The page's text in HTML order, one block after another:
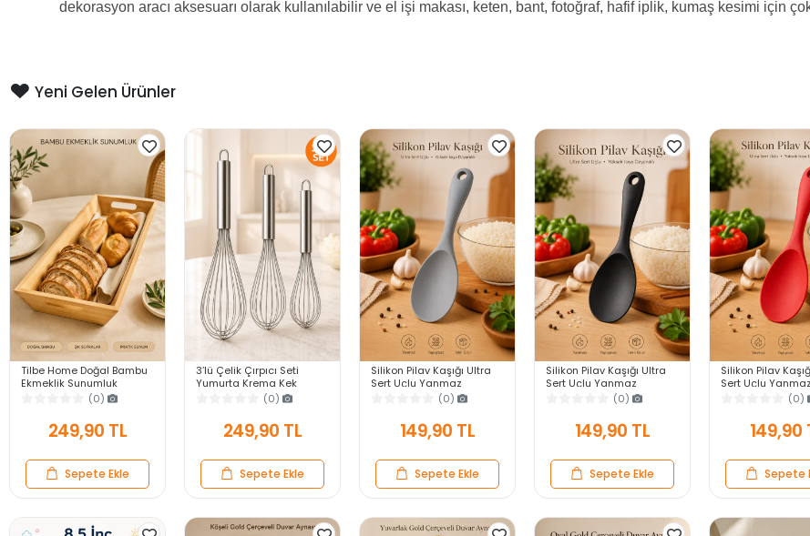
dekorasyon aracı aksesuarı olarak kullanılabilir ve el işi makası, keten, bant, fotoğraf, hafif iplik, kumaş kesimi için
Yeni Gelen Ürünler
Tilbe Home Doğal Bambu
Ekmeklik Sunumluk
Dikdörtgen Kahvaltı ve
(0)
249,90 TL
Sepete Ekle
3’lü Çelik Çırpıcı Seti
Yumurta Krema Kek
Hamuru Çırpma Teli Pratik
Sos Karıştırıcı Mutfak Teli
(0)
249,90 TL
Sepete Ekle
Silikon Pilav Kaşığı Ultra
Sert Uçlu Yanmaz
Yapışmaz Isıya Dayanıklı
Gri Servis Yemek Kaşığı
(0)
149,90 TL
Sepete Ekle
Silikon Pilav Kaşığı Ultra
Sert Uçlu Yanmaz
Yapışmaz Isıya Dayanıklı
Siyah Servis Yemek Kaşığı
(0)
149,90 TL
Sepete Ekle
Silikon Pilav
Sert Uçlu Yanmaz
Yapışmaz Isıya
Kırmızı Servis
Kaşığı
(0)
149,90
Sepete